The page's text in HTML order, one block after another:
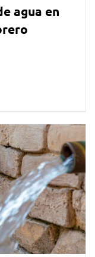
agua en